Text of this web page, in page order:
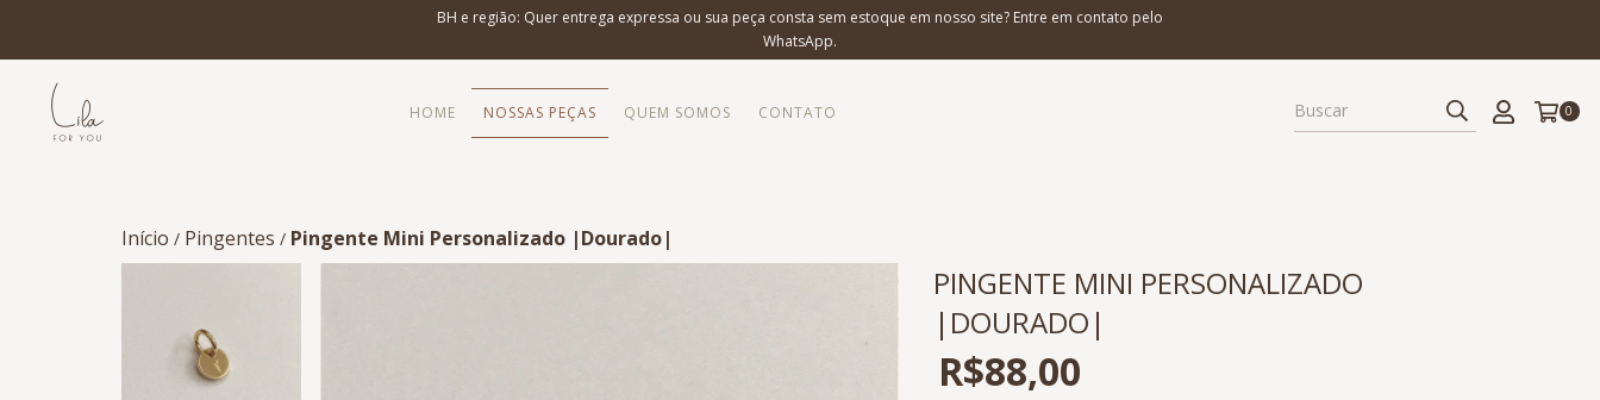
BH e região: Quer entrega expressa ou sua peça consta sem estoque em nosso site? Entre em contato pelo
WhatsApp.
HOME NOSSAS PEÇAS QUEM SOMOS CONTATO 0
Início / Pingentes / Pingente Mini Personalizado |Dourado|
PINGENTE MINI PERSONALIZADO
|DOURADO|
R$88,00